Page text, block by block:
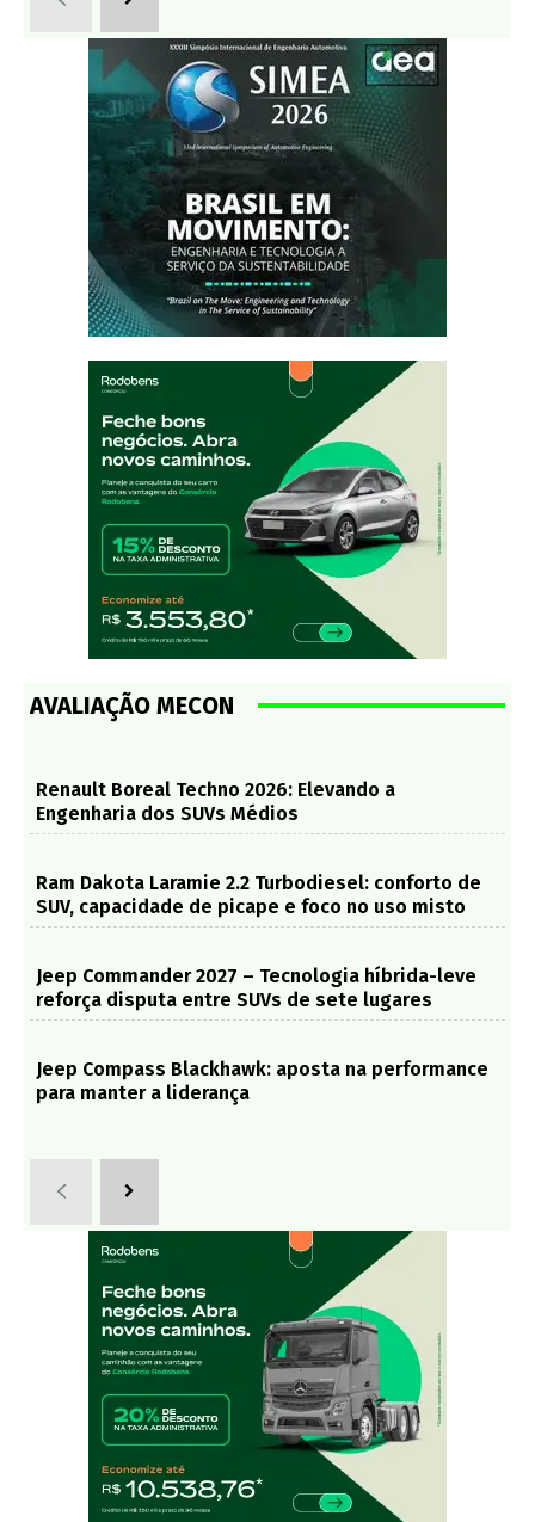
AVALIAÇÃO MECON
Renault Boreal Techno 2026: Elevando a
Engenharia dos SUVs Médios
Ram Dakota Laramie 2.2 Turbodiesel: conforto de
SUV, capacidade de picape e foco no uso misto
Jeep Commander 2027 – Tecnologia híbrida-leve
reforça disputa entre SUVs de sete lugares
Jeep Compass Blackhawk: aposta na performance
para manter a liderança